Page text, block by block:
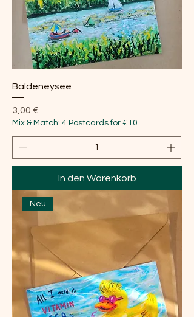
Baldeneysee
Preis
3,00 €
Mix & Match: 4 Postcards for €10
In den Warenkorb
Neu